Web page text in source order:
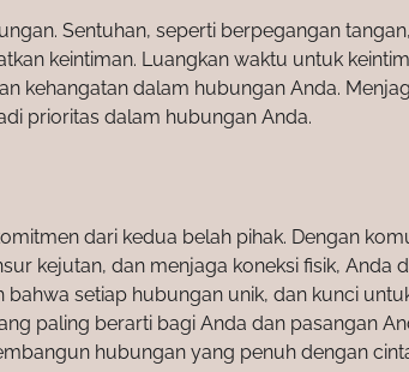
Sentuhan, seperti berpegangan tangan,
keintiman. Luangkan waktu untuk
kehangatan dalam hubungan Anda.
prioritas dalam hubungan Anda.
dari kedua belah pihak. Dengan
kejutan, dan menjaga koneksi fisik, Anda
setiap hubungan unik, dan kunci
paling berarti bagi Anda dan pasangan
hubungan yang penuh dengan